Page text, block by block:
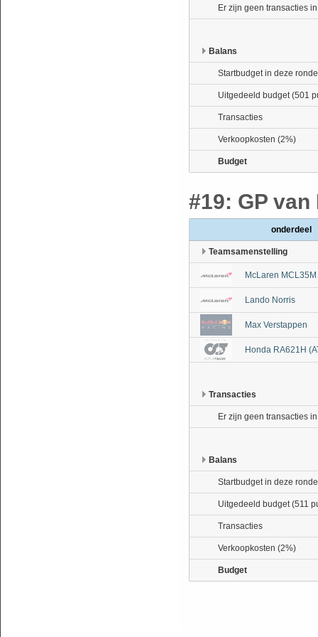
Er zijn geen transacties
Balans
Startbudget in deze ronde
Uitgedeeld budget (501
Transacties
Verkoopkosten (2%)
Budget
#19: GP
onderdeel
Teamsamenstelling
McLaren
Lando Norris
Max Verstappen
Honda RA621H
Transacties
Er zijn geen transacties
Balans
Startbudget in deze ronde
Uitgedeeld budget (511
Transacties
Verkoopkosten (2%)
Budget